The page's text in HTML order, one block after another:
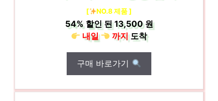
[ NO.8 제품 ]
54%할인 된13,500 원
내일
까지도착
구매 바로가기